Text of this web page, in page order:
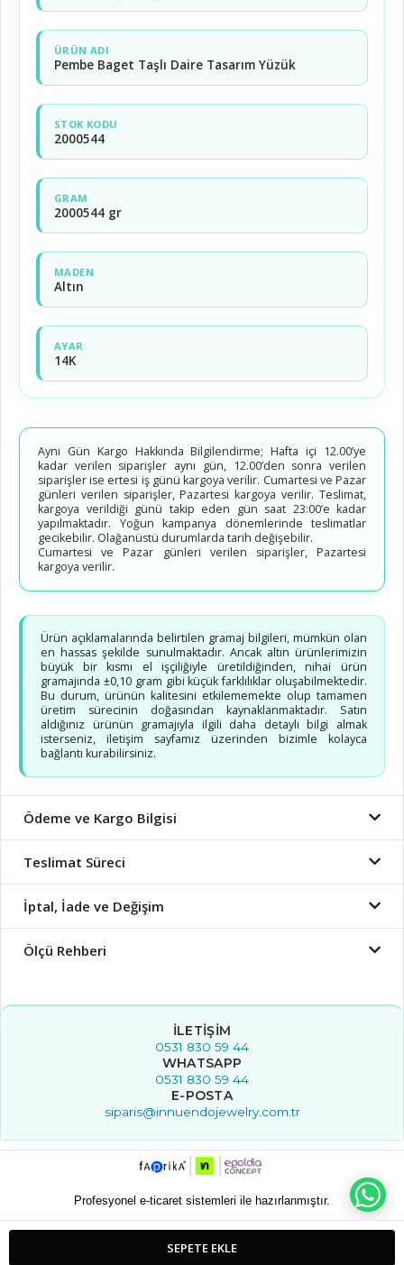
SEPETE EKLE
ÜRÜN ADI
Pembe Baget Taşlı Daire Tasarım Yüzük
STOK KODU
2000544
GRAM
2000544 gr
MADEN
Altın
AYAR
14K
Aynı Gün Kargo Hakkında Bilgilendirme; Hafta içi 12.00’ye
kadar verilen siparişler aynı gün, 12.00’den sonra verilen
siparişler ise ertesi iş günü kargoya verilir. Cumartesi ve Pazar
günleri verilen siparişler, Pazartesi kargoya verilir. Teslimat,
kargoya verildiği günü takip eden gün saat 23:00’e kadar
yapılmaktadır. Yoğun kampanya dönemlerinde teslimatlar
gecikebilir. Olağanüstü durumlarda tarih değişebilir.
Cumartesi ve Pazar günleri verilen siparişler, Pazartesi
kargoya verilir.
Ürün açıklamalarında belirtilen gramaj bilgileri, mümkün olan
en hassas şekilde sunulmaktadır. Ancak altın ürünlerimizin
büyük bir kısmı el işçiliğiyle üretildiğinden, nihai ürün
gramajında ±0,10 gram gibi küçük farklılıklar oluşabilmektedir.
Bu durum, ürünün kalitesini etkilememekte olup tamamen
üretim sürecinin doğasından kaynaklanmaktadır. Satın
aldığınız ürünün gramajıyla ilgili daha detaylı bilgi almak
isterseniz, iletişim sayfamız üzerinden bizimle kolayca
bağlantı kurabilirsiniz.
Ödeme ve Kargo Bilgisi
Teslimat Süreci
İptal, İade ve Değişim
Ölçü Rehberi
İLETIŞIM
0531 830 59 44
WHATSAPP
0531 830 59 44
E-POSTA
siparis@innuendojewelry.com.tr
Profesyonel e-ticaret sistemleri ile hazırlanmıştır.